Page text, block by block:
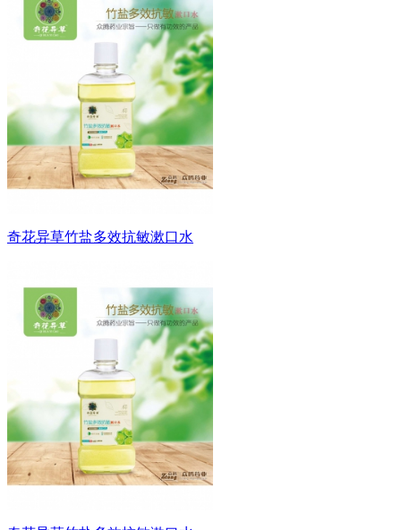
奇花异草竹盐多效抗敏漱口水